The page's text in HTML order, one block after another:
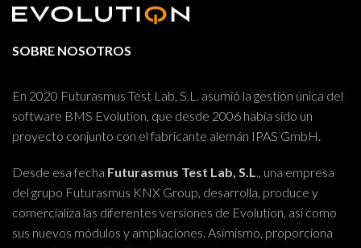
SOBRE NOSOTROS
En 2020 Futurasmus Test Lab, S.L. asumió la gestión única del
software BMS Evolution, que desde 2006 había sido un
proyecto conjunto con el fabricante alemán IPAS GmbH.
Desde esa fecha Futurasmus Test Lab, S.L., una empresa
del grupo Futurasmus KNX Group, desarrolla, produce y
comercializa las diferentes versiones de Evolution, así como
sus nuevos módulos y ampliaciones. Asimismo, proporciona